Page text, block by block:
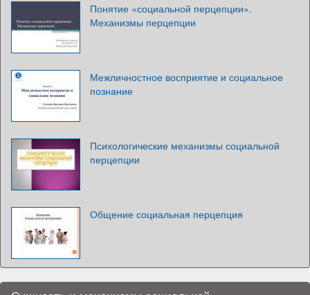
Понятие «социальной перцепции».
Механизмы перцепции
Межличностное восприятие и социальное
познание
Психологические механизмы социальной
перцепции
Общение социальная перцепция